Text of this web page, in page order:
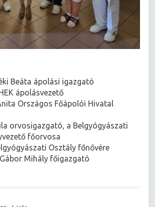
Beáta ápolási igazgató
ápolásvezető
Országos Főápolói Hivatal
orvosigazgató, a Belgyógyászati
főorvosa
Osztály főnővére
Mihály főigazgató